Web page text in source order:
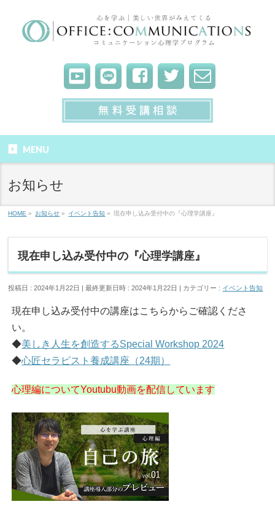
MENU
お知らせ
HOME » お知らせ » イベント告知 » 現在申し込み受付中の『心理学講座』
現在申し込み受付中の『心理学講座』
投稿日 : 2024年1月22日 最終更新日時 : 2024年1月22日 カテゴリー : イベント告知
現在申し込み受付中の講座はこちらからご確認くださ
い。
◆美しき人生を創造するSpecial Workshop 2024
◆心匠セラピスト養成講座（24期）
心理編についてYoutubu動画を配信しています